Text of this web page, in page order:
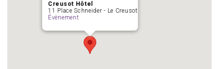
Creusot Hôtel
11 Place Schneider - Le Creusot
Évènement